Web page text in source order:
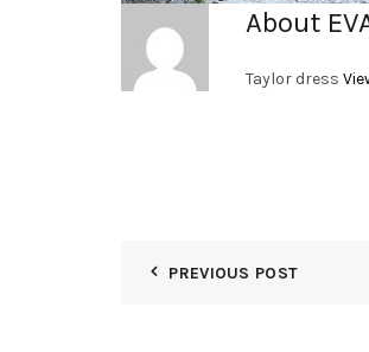
About
Taylor dress
PREVIOUS POST